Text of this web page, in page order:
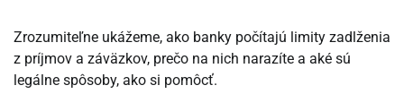
Zrozumiteľne ukážeme, ako banky počítajú limity zadlženia
z príjmov a záväzkov, prečo na nich narazíte a aké sú
legálne spôsoby, ako si pomôcť.